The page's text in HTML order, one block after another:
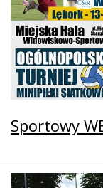
Sportowy